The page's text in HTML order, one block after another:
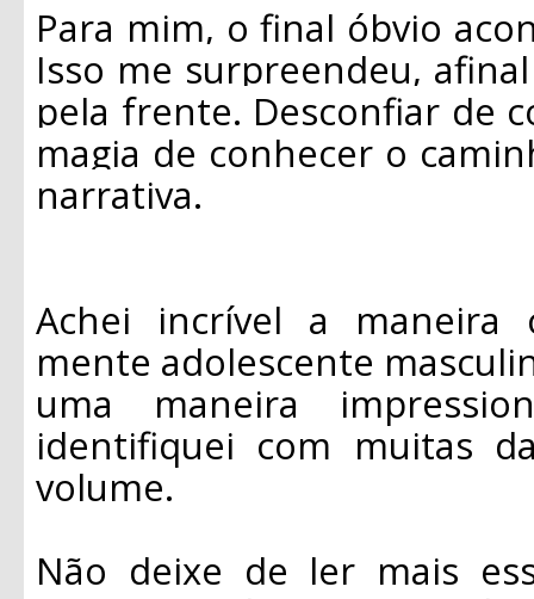
Para mim, o final óbvio
Isso me surpreendeu,
pela frente. Desconfiar de
magia de conhecer o
narrativa.
Achei incrível a maneira
mente adolescente
uma maneira
identifiquei com muitas
volume.
Não deixe de ler mais